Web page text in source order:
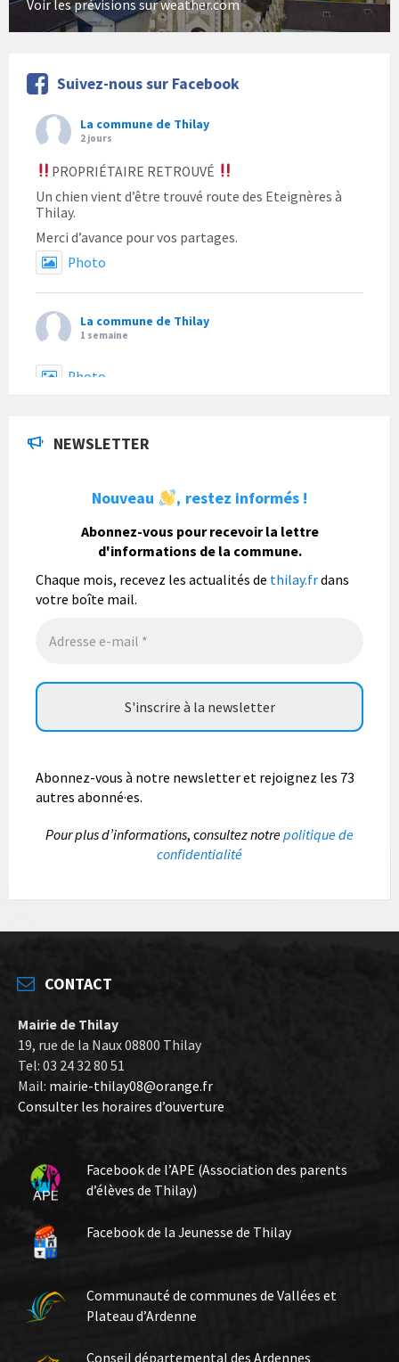
Voir les prévisions sur weather.com
Suivez-nous sur Facebook
La commune de Thilay
2 jours
PROPRIÉTAIRE RETROUVÉ
Un chien vient d’être trouvé route des Eteignères à
Thilay.
Merci d’avance pour vos partages.
Photo
La commune de Thilay
1 semaine
Photo
La commune de Thilay
1 semaine
1 semaine
août.
Photo
NEWSLETTER
Nouveau , restez informés !
Abonnez-vous pour recevoir la lettre
d'informations de la commune.
Chaque mois, recevez les actualités de thilay.frdans
votre boîte mail.
Abonnez-vous à notre newsletter et rejoignez les 73
autres abonné·es.
Pour plus d’informations, consultez notrepolitique de
confidentialité
CONTACT
Mairie de Thilay
19, rue de la Naux 08800 Thilay
Tel: 03 24 32 80 51
Mail: mairie-thilay08@orange.fr
Consulter les horaires d’ouverture
Facebook de l’APE (Association des parents
d’élèves de Thilay)
Facebook de la Jeunesse de Thilay
Communauté de communes de Vallées et
Plateau d’Ardenne
Conseil départemental des Ardennes